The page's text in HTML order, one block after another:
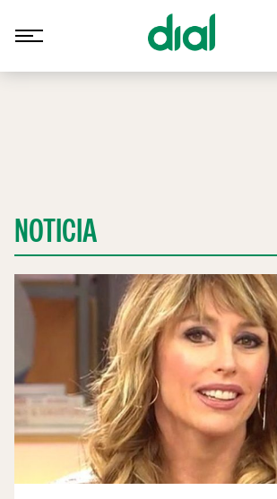
NOTICIA